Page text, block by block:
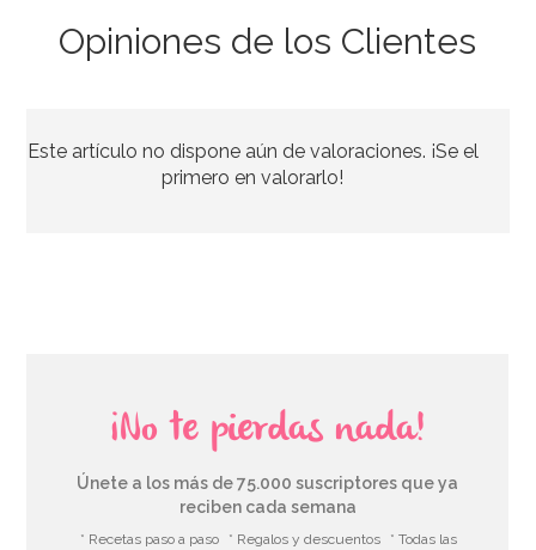
Opiniones de los Clientes
Este artículo no dispone aún de valoraciones. ¡Se el
primero en valorarlo!
¡No te pierdas nada!
Únete a los más de 75.000 suscriptores que ya
reciben cada semana
* Recetas paso a paso * Regalos y descuentos
* Todas las